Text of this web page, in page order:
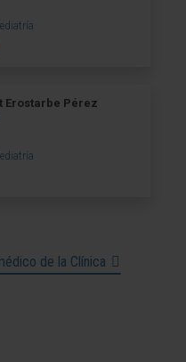
Erostarbe Pérez
de la Clínica